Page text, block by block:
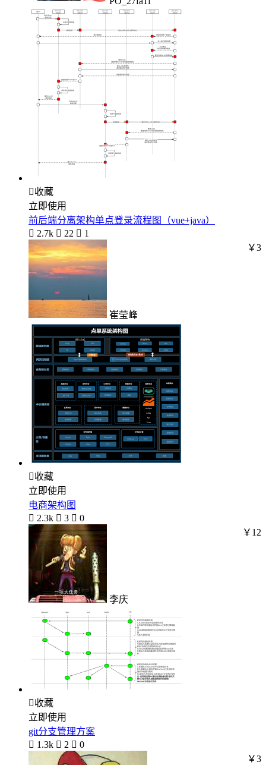
收藏
立即使用
前后端分离架构单点登录流程图（vue+java）
 2.7k  22  1
崔莹峰
￥3
收藏
立即使用
电商架构图
 2.3k  3  0
李庆
￥12
收藏
立即使用
git分支管理方案
 1.3k  2  0
￥3